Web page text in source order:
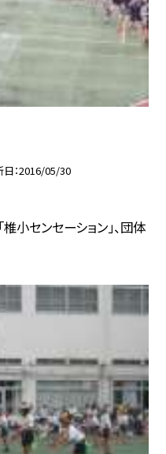
日 2016/05/30
小センセーション」、団体